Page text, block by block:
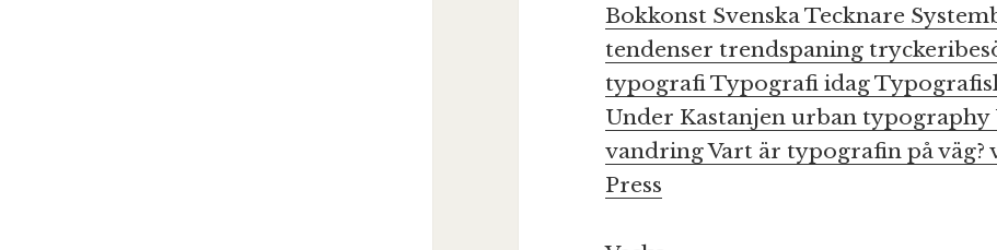
Bokkonst Svenska Tecknare
tendenser trendspaning
typografiTypografi idag
Under Kastanjenurban typography
vandringVart är typografin på väg?
Press